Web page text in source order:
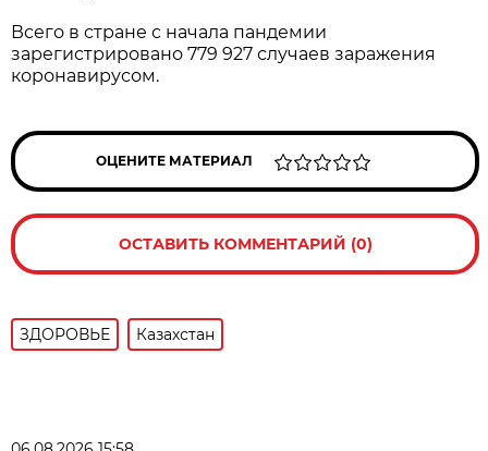
Всего в стране с начала пандемии
зарегистрировано 779 927 случаев заражения
коронавирусом.
ОЦЕНИТЕ МАТЕРИАЛ
ОСТАВИТЬ КОММЕНТАРИЙ (0)
ЗДОРОВЬЕ Казахстан